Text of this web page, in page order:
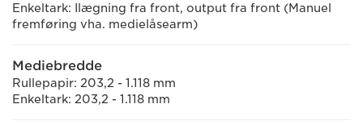
Enkeltark: Ilægning fra front, output fra front (Manuel
fremføring vha. medielåsearm)
Mediebredde
Rullepapir: 203,2 - 1.118 mm
Enkeltark: 203,2 - 1.118 mm